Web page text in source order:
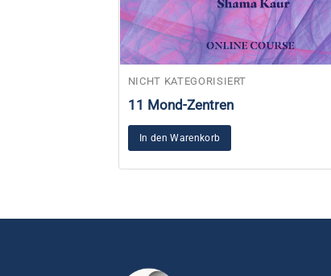
NICHT KATEGORISIERT
11 Mond-Zentren
In den Warenkorb